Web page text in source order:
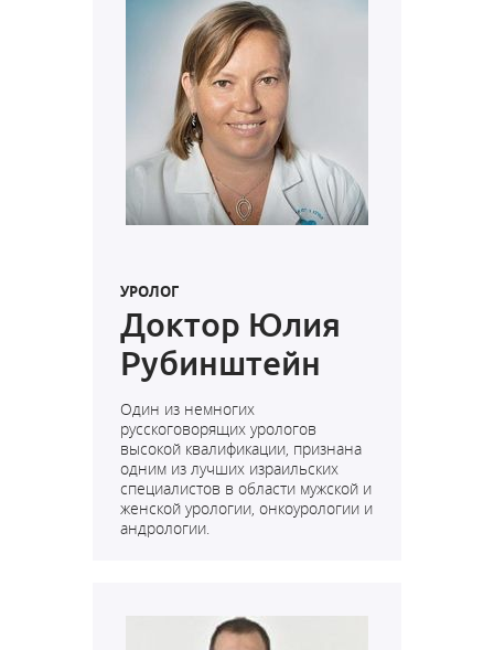
УРОЛОГ
Доктор Юлия
Рубинштейн
Один из немногих
русскоговорящих урологов
высокой квалификации, признана
одним из лучших израильских
специалистов в области мужской и
женской урологии, онкоурологии и
андрологии.